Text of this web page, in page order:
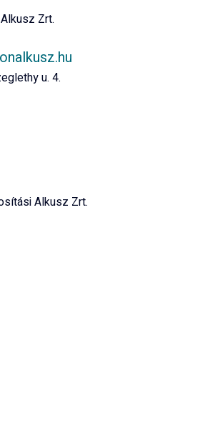
Zrt.
u. 4.
Alkusz Zrt.